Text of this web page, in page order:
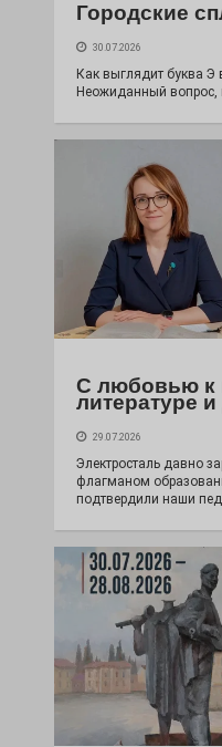
Городские
30.07.2026
Как выглядит буква Э
Неожиданный вопрос,
С любовью к
литературе и
29.07.2026
Электросталь давно
флагманом
подтвердили наши